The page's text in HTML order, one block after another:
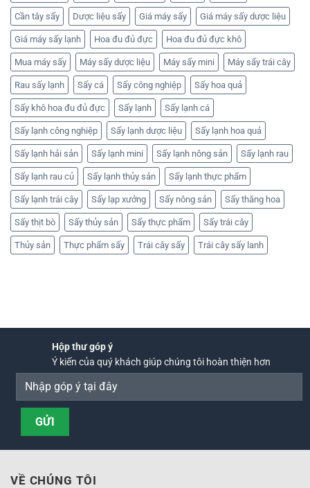
Cần tây sấy Dược liệu sấy Giá máy sấy Giá máy sấy dược liệu
Giá máy sấy lạnh Hoa đu đủ đực Hoa đu đủ đực khô
Mua máy sấy Máy sấy dược liệu Máy sấy mini Máy sấy trái cây
Rau sấy lạnh Sấy cá Sấy công nghiệp Sấy hoa quả
Sấy khô hoa đu đủ đực Sấy lạnh Sấy lạnh cá
Sấy lạnh công nghiệp Sấy lạnh dược liệu Sấy lạnh hoa quả
Sấy lạnh hải sản Sấy lạnh mini Sấy lạnh nông sản Sấy lạnh rau
Sấy lạnh rau củ Sấy lạnh thủy sản Sấy lạnh thực phẩm
Sấy lạnh trái cây Sấy lạp xưởng Sấy nông sản Sấy thăng hoa
Sấy thịt bò Sấy thủy sản Sấy thực phẩm Sấy trái cây
Thủy sản Thực phẩm sấy Trái cây sấy Trái cây sấy lanh
Hộp thư góp ý
Ý kiến của quý khách giúp chúng tôi hoàn thiện hơn
VỀ CHÚNG TÔI